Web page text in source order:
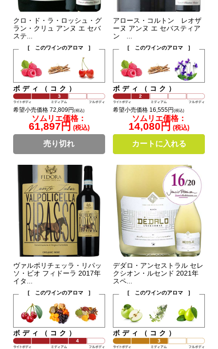
クロ・ド・ラ・ロッシュ・グ
ラン・クリュ アンヌ エ セバ
ステ...
[ このワインのアロマ ]
ボディ（コク）
希望小売価格 72,809円 (税込)
ソムリエ価格：
61,897円 (税込)
売り切れ
アロース・コルトン レオザ
ーヌ アンヌ エ セバスティア
ン ...
[ このワインのアロマ ]
ボディ（コク）
希望小売価格 16,555円(税込)
ソムリエ価格：
14,080円 (税込)
カートに入れる
ヴァルポリチェッラ・リパッ
ソ・ビオ フィドーラ 2017年
イタ...
[ このワインのアロマ ]
ボディ（コク）
デダロ・アンセストラル セレ
クシオン・ルセンド 2021年
スペ...
[ このワインのアロマ ]
ボディ（コク）